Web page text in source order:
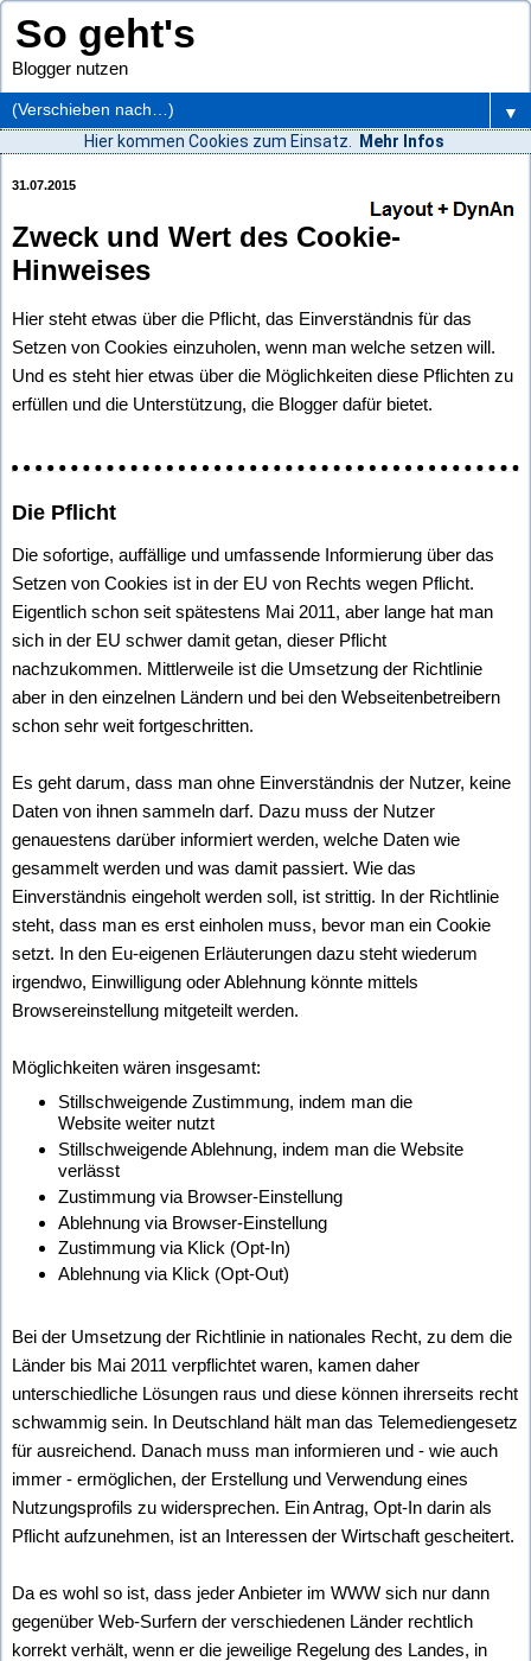
So geht's
Blogger nutzen
▼
Hier kommen Cookies zum Einsatz.
Mehr Infos
31.07.2015
Zweck und Wert des Cookie-
Hinweises
Hier steht etwas über die Pflicht, das Einverständnis für das
Setzen von Cookies einzuholen, wenn man welche setzen will.
Und es steht hier etwas über die Möglichkeiten diese Pflichten zu
erfüllen und die Unterstützung, die Blogger dafür bietet.
Die Pflicht
Die sofortige, auffällige und umfassende Informierung über das
Setzen von Cookies ist in der EU von Rechts wegen Pflicht.
Eigentlich schon seit spätestens Mai 2011, aber lange hat man
sich in der EU schwer damit getan, dieser Pflicht
nachzukommen. Mittlerweile ist die Umsetzung der Richtlinie
aber in den einzelnen Ländern und bei den Webseitenbetreibern
schon sehr weit fortgeschritten.
Es geht darum, dass man ohne Einverständnis der Nutzer, keine
Daten von ihnen sammeln darf. Dazu muss der Nutzer
genauestens darüber informiert werden, welche Daten wie
gesammelt werden und was damit passiert. Wie das
Einverständnis eingeholt werden soll, ist strittig. In der Richtlinie
steht, dass man es erst einholen muss, bevor man ein Cookie
setzt. In den Eu-eigenen Erläuterungen dazu steht wiederum
irgendwo, Einwilligung oder Ablehnung könnte mittels
Browsereinstellung mitgeteilt werden.
Möglichkeiten wären insgesamt:
Stillschweigende Zustimmung, indem man die
Website weiter nutzt
Stillschweigende Ablehnung, indem man die Website
verlässt
Zustimmung via Browser-Einstellung
Ablehnung via Browser-Einstellung
Zustimmung via Klick (Opt-In)
Ablehnung via Klick (Opt-Out)
Bei der Umsetzung der Richtlinie in nationales Recht, zu dem die
Länder bis Mai 2011 verpflichtet waren, kamen daher
unterschiedliche Lösungen raus und diese können ihrerseits recht
schwammig sein. In Deutschland hält man das Telemediengesetz
für ausreichend. Danach muss man informieren und - wie auch
immer - ermöglichen, der Erstellung und Verwendung eines
Nutzungsprofils zu widersprechen. Ein Antrag, Opt-In darin als
Pflicht aufzunehmen, ist an Interessen der Wirtschaft gescheitert.
Da es wohl so ist, dass jeder Anbieter im WWW sich nur dann
gegenüber Web-Surfern der verschiedenen Länder rechtlich
korrekt verhält, wenn er die jeweilige Regelung des Landes, in